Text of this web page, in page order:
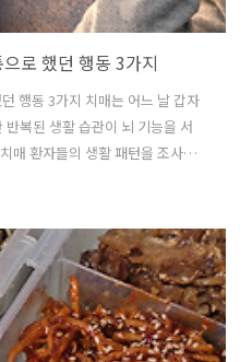
로 했던 행동 3가지
행동 3가지 치매는 어느 날 갑자
복된 생활 습관이 뇌 기능을 서
매 환자들의 생활 패턴을 조사해
상, 라디오 청취처럼듣고 보는 활
은 편하지만뇌를 능동적으로 사
고 기억을 꺼내 쓰는 과정이 줄어
집니다.뇌는 사용하지 않으면 둔
치됐다늦게 자고 늦게 일어나는